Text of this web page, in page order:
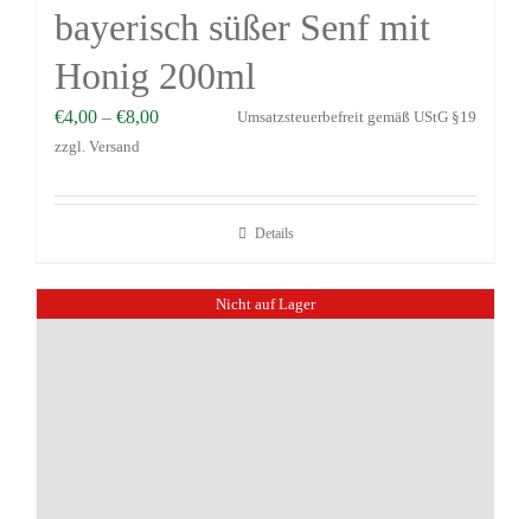
bayerisch süßer Senf mit
Honig 200ml
€4,00 – €8,00
Umsatzsteuerbefreit gemäß UStG §19
zzgl. Versand
Details
Nicht auf Lager